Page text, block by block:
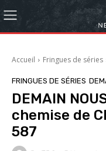
Accueil Fringues de séries
FRINGUES DE SÉRIES
DEMAIN
chemise de
587